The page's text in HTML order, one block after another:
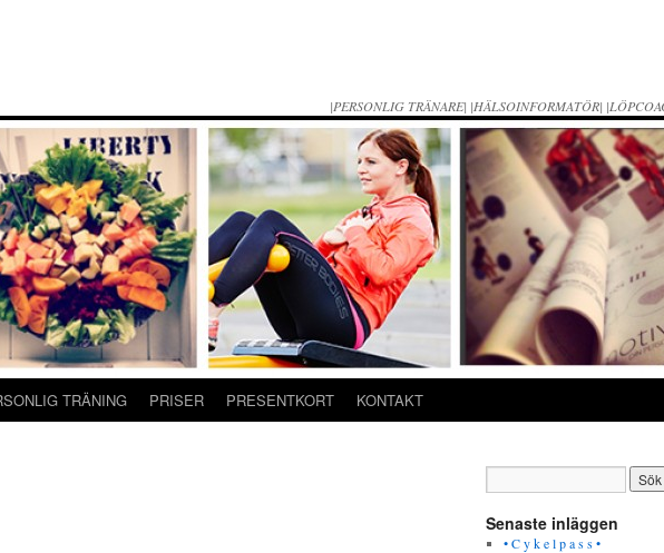
|PERSONLIG TRÄNARE| |HÄLSOINFORMATÖR|
TRÄNING PRISER PRESENTKORT KONTAKT
Senaste inläggen
• C y k e l p a s s •